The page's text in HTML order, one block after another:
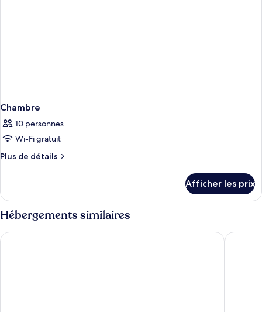
Chambre
10 personnes
Wi-Fi gratuit
Plus de détails
Plus
Chambre
Afficher les prix
Hébergements similaires
Moxy Barcelona B-Hotel